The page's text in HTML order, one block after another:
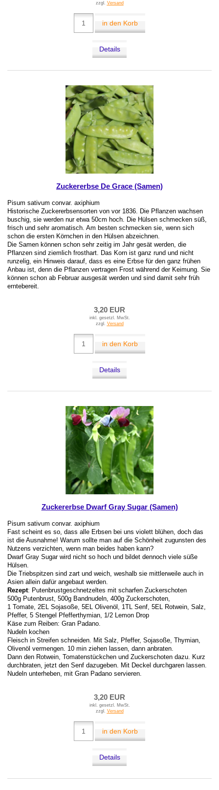
zzgl. Versand
in den Korb
Details
Zuckererbse De Grace (Samen)
Pisum sativum convar. axiphium
Historische Zuckererbsensorten von vor 1836. Die Pflanzen wachsen
buschig, sie werden nur etwa 50cm hoch. Die Hülsen schmecken süß,
frisch und sehr aromatisch. Am besten schmecken sie, wenn sich
schon die ersten Körnchen in den Hülsen abzeichnen.
Die Samen können schon sehr zeitig im Jahr gesät werden, die
Pflanzen sind ziemlich frosthart. Das Korn ist ganz rund und nicht
runzelig, ein Hinweis darauf, dass es eine Erbse für den ganz frühen
Anbau ist, denn die Pflanzen vertragen Frost während der Keimung. Sie
können schon ab Februar ausgesät werden und sind damit sehr früh
erntebereit.
3,20 EUR
inkl. gesetzl. MwSt.
zzgl. Versand
in den Korb
Details
Zuckererbse Dwarf Gray Sugar (Samen)
Pisum sativum convar. axiphium
Fast scheint es so, dass alle Erbsen bei uns violett blühen, doch das
ist die Ausnahme! Warum sollte man auf die Schönheit zugunsten des
Nutzens verzichten, wenn man beides haben kann?
Dwarf Gray Sugar wird nicht so hoch und bildet dennoch viele süße
Hülsen.
Die Triebspitzen sind zart und weich, weshalb sie mittlerweile auch in
Asien allein dafür angebaut werden.
Rezept: Putenbrustgeschnetzeltes mit scharfen Zuckerschoten
500g Putenbrust, 500g Bandnudeln, 400g Zuckerschoten,
1 Tomate, 2EL Sojasoße, 5EL Olivenöl, 1TL Senf, 5EL Rotwein, Salz,
Pfeffer, 5 Stengel Pfefferthymian, 1/2 Lemon Drop
Käse zum Reiben: Gran Padano.
Nudeln kochen
Fleisch in Streifen schneiden. Mit Salz, Pfeffer, Sojasoße, Thymian,
Olivenöl vermengen. 10 min ziehen lassen, dann anbraten.
Dann den Rotwein, Tomatenstückchen und Zuckerschoten dazu. Kurz
durchbraten, jetzt den Senf dazugeben. Mit Deckel durchgaren lassen.
Nudeln unterheben, mit Gran Padano servieren.
3,20 EUR
inkl. gesetzl. MwSt.
zzgl. Versand
in den Korb
Details